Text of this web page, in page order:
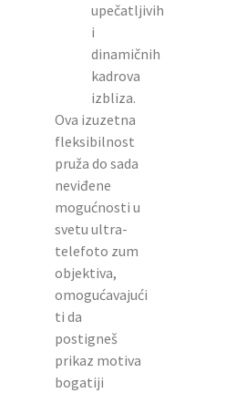
upečatljivih
i
dinamičnih
kadrova
izbliza.
Ova izuzetna
fleksibilnost
pruža do sada
neviđene
mogućnosti u
svetu ultra-
telefoto zum
objektiva,
omogućavajući
ti da
postigneš
prikaz motiva
bogatiji